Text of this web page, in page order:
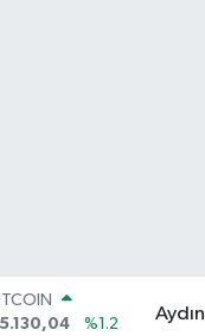
Aydın